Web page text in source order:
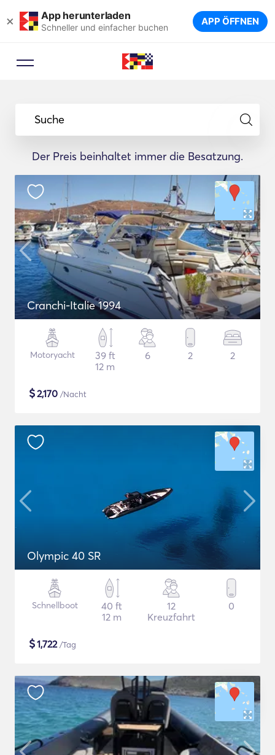
× App herunterladen
Schneller und einfacher buchen APP ÖFFNEN
Suche
Der Preis beinhaltet immer die Besatzung.
Cranchi-Italie 1994
Motoryacht
39 ft
12 m
6 2 2
$2,170 /Nacht
Olympic 40 SR
Schnellboot
40 ft
12 m
12
Kreuzfahrt
0
$1,722/Tag